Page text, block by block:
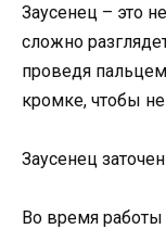
Заусенец – это
сложно
проведя
кромке, чтобы
Заусенец
Во время работы